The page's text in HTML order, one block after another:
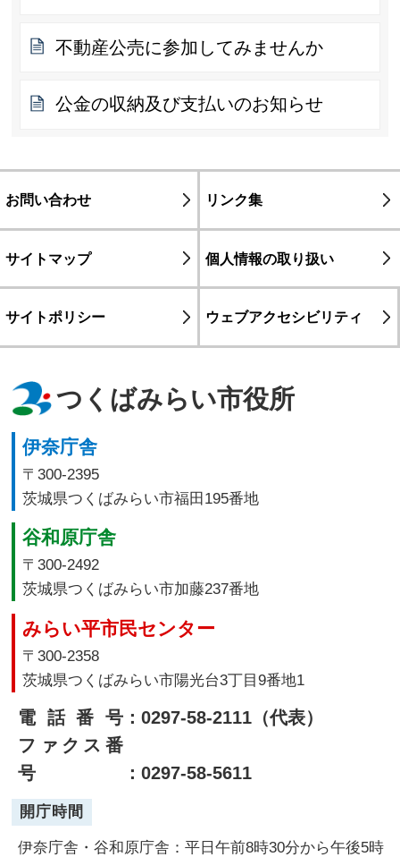
不動産公売に参加してみませんか
公金の収納及び支払いのお知らせ
お問い合わせ リンク集
サイトマップ 個人情報の取り扱い
サイトポリシー ウェブアクセシビリティ
つくばみらい市役所
伊奈庁舎
〒300-2395
茨城県つくばみらい市福田195番地
谷和原庁舎
〒300-2492
茨城県つくばみらい市加藤237番地
みらい平市民センター
〒300-2358
茨城県つくばみらい市陽光台3丁目9番地1
電話番号：0297-58-2111（代表）
ファクス番
号
：0297-58-5611
開庁時間
伊奈庁舎・谷和原庁舎：平日午前8時30分から午後5時